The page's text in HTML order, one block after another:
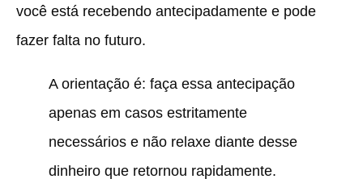
você está recebendo antecipadamente e pode
fazer falta no futuro.
A orientação é: faça essa antecipação
apenas em casos estritamente
necessários e não relaxe diante desse
dinheiro que retornou rapidamente.